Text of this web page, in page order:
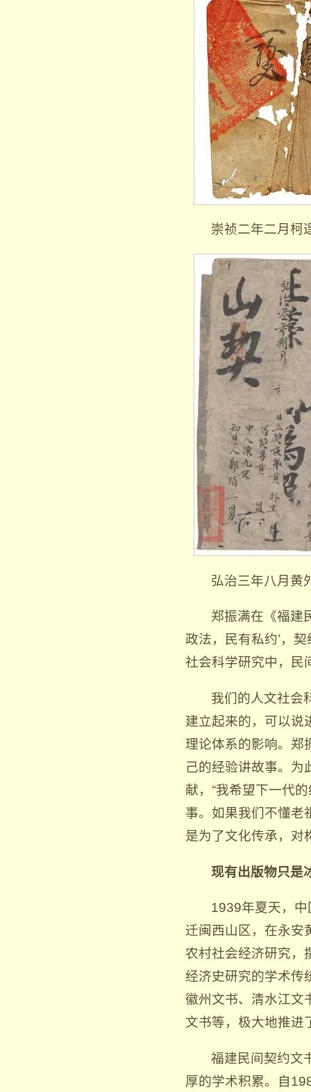
崇祯二年二月柯
弘治三年八月黄
郑振满在《福建
政法，民有私约’，
社会科学研究中，民
我们的人文社会
建立起来的，可以说
理论体系的影响。郑
己的经验讲故事。为
献，“我希望下一代
事。如果我们不懂老
是为了文化传承，对
现有出版物只是
1939年夏天，
迁闽西山区，在永安
农村社会经济研究，
经济史研究的学术传
徽州文书、清水江文
文书等，极大地推进
福建民间契约文
厚的学术积累。自